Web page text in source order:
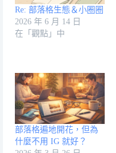
Re: 部落格生態＆小圈圈
2026 年 6 月 14 日
在「觀點」中
部落格遍地開花，但為
什麼不用 IG 就好？